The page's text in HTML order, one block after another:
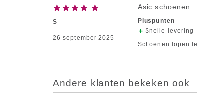
S
26 september 2025
Asic schoenen
Pluspunten
Snelle levering
Schoenen lopen
Andere klanten bekeken ook